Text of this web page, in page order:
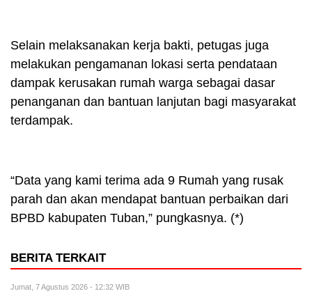
Selain melaksanakan kerja bakti, petugas juga
melakukan pengamanan lokasi serta pendataan
dampak kerusakan rumah warga sebagai dasar
penanganan dan bantuan lanjutan bagi masyarakat
terdampak.
“Data yang kami terima ada 9 Rumah yang rusak
parah dan akan mendapat bantuan perbaikan dari
BPBD kabupaten Tuban,” pungkasnya. (*)
BERITA TERKAIT
Jumat, 7 Agustus 2026 - 12:32 WIB